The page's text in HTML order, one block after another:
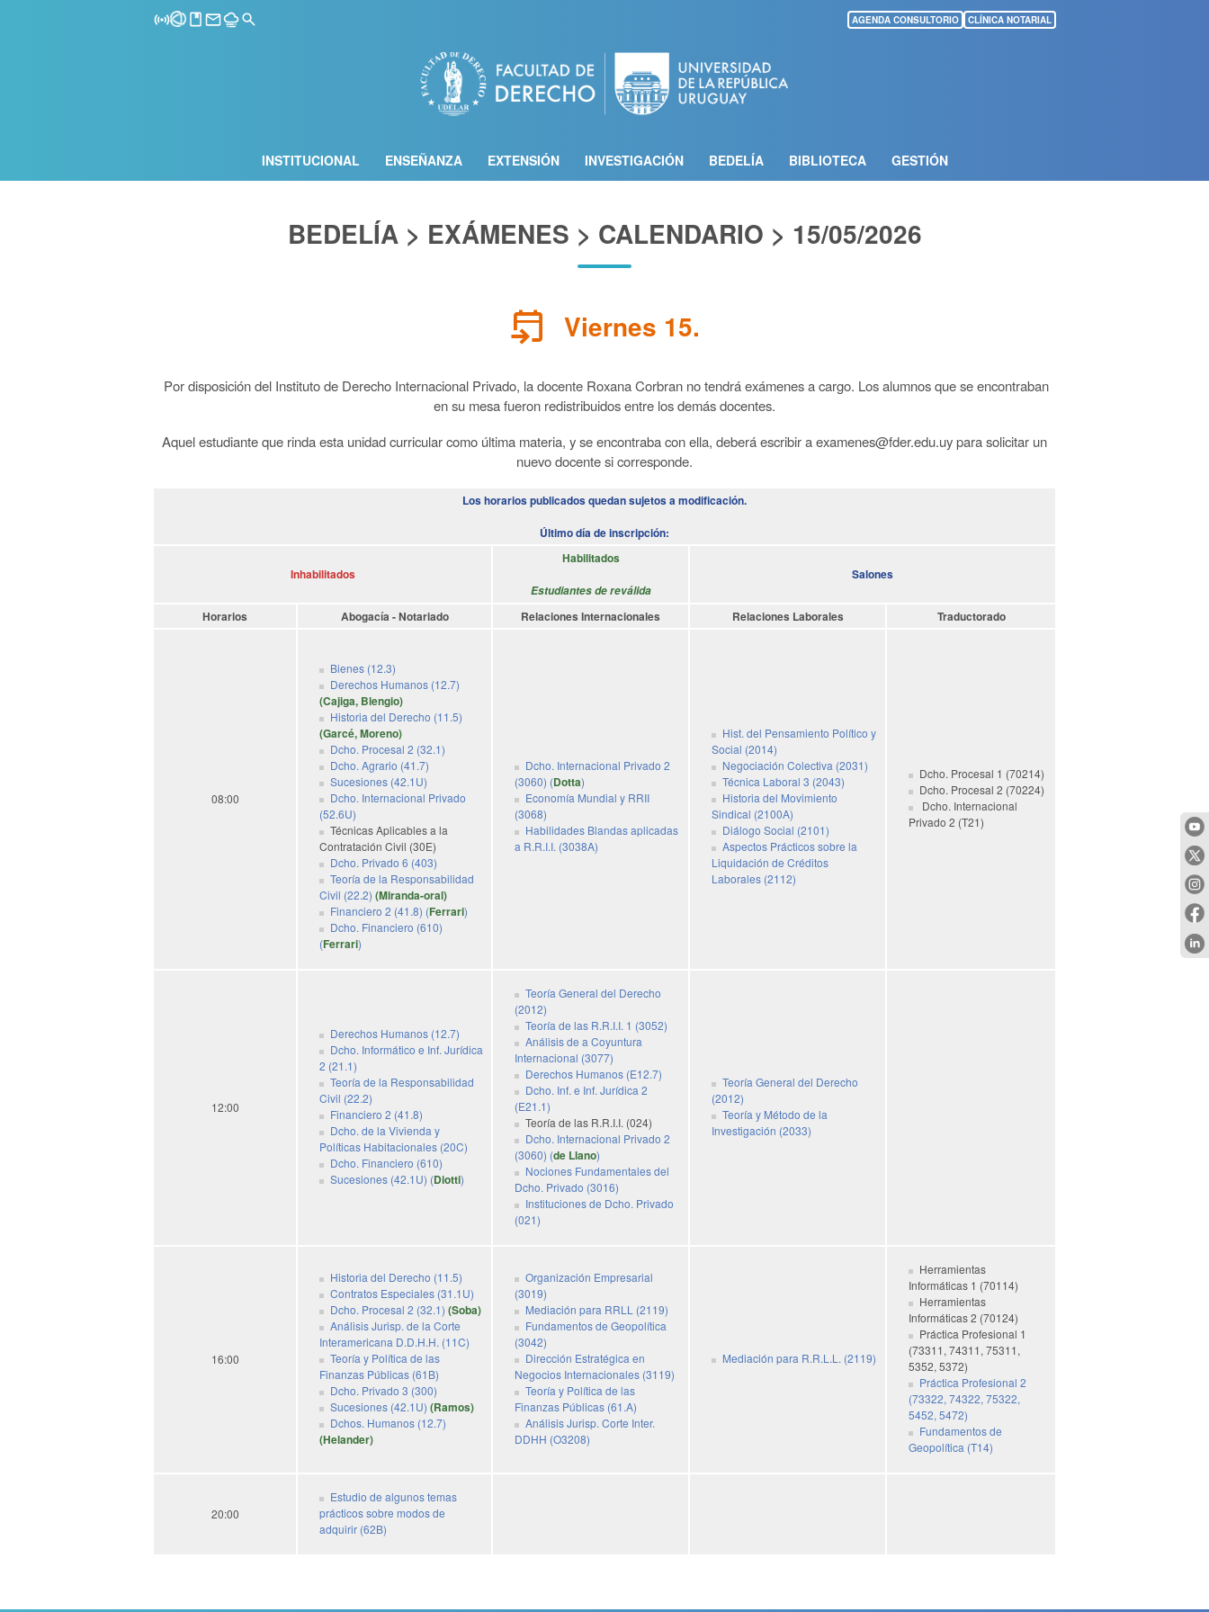
contenido
principal
AGENDA CONSULTORIO CLÍNICA NOTARIAL
INSTITUCIONAL ENSEÑANZA EXTENSIÓN INVESTIGACIÓN BEDELÍA BIBLIOTECA GESTIÓN
BEDELÍA > EXÁMENES > CALENDARIO > 15/05/2026
event_upcoming Viernes 15.
Por disposición del Instituto de Derecho Internacional Privado, la docente Roxana Corbran no tendrá exámenes a cargo. Los alumnos que se encontraban
en su mesa fueron redistribuidos entre los demás docentes.
Aquel estudiante que rinda esta unidad curricular como última materia, y se encontraba con ella, deberá escribir a examenes@fder.edu.uy para solicitar un
nuevo docente si corresponde.
Los horarios publicados quedan sujetos a modificación.
Último día de inscripción:
Inhabilitados
Habilitados
Estudiantes de reválida
Salones
Horarios Abogacía - Notariado Relaciones Internacionales Relaciones Laborales Traductorado
08:00
Bienes (12.3)
Derechos Humanos (12.7)
(Cajiga, Blengio)
Historia del Derecho (11.5)
(Garcé, Moreno)
Dcho. Procesal 2 (32.1)
Dcho. Agrario (41.7)
Sucesiones (42.1U)
Dcho. Internacional Privado
(52.6U)
Técnicas Aplicables a la
Contratación Civil (30E)
Dcho. Privado 6 (403)
Teoría de la Responsabilidad
Civil (22.2) (Miranda-oral)
Financiero 2 (41.8) (Ferrari)
Dcho. Financiero (610)
(Ferrari)
Dcho. Internacional Privado 2
(3060) (Dotta)
Economía Mundial y RRII
(3068)
Habilidades Blandas aplicadas
a R.R.I.I. (3038A)
Hist. del Pensamiento Político y
Social (2014)
Negociación Colectiva (2031)
Técnica Laboral 3 (2043)
Historia del Movimiento
Sindical (2100A)
Diálogo Social (2101)
Aspectos Prácticos sobre la
Liquidación de Créditos
Laborales (2112)
Dcho. Procesal 1 (70214)
Dcho. Procesal 2 (70224)
Dcho. Internacional
Privado 2 (T21)
12:00
Derechos Humanos (12.7)
Dcho. Informático e Inf. Jurídica
2 (21.1)
Teoría de la Responsabilidad
Civil (22.2)
Financiero 2 (41.8)
Dcho. de la Vivienda y
Políticas Habitacionales (20C)
Dcho. Financiero (610)
Sucesiones (42.1U) (Diotti)
Teoría General del Derecho
(2012)
Teoría de las R.R.I.I. 1 (3052)
Análisis de a Coyuntura
Internacional (3077)
Derechos Humanos (E12.7)
Dcho. Inf. e Inf. Jurídica 2
(E21.1)
Teoría de las R.R.I.I. (024)
Dcho. Internacional Privado 2
(3060) (de Llano)
Nociones Fundamentales del
Dcho. Privado (3016)
Instituciones de Dcho. Privado
(021)
Teoría General del Derecho
(2012)
Teoría y Método de la
Investigación (2033)
16:00
Historia del Derecho (11.5)
Contratos Especiales (31.1U)
Dcho. Procesal 2 (32.1) (Soba)
Análisis Jurisp. de la Corte
Interamericana D.D.H.H. (11C)
Teoría y Política de las
Finanzas Públicas (61B)
Dcho. Privado 3 (300)
Sucesiones (42.1U) (Ramos)
Dchos. Humanos (12.7)
(Helander)
Organización Empresarial
(3019)
Mediación para RRLL (2119)
Fundamentos de Geopolítica
(3042)
Dirección Estratégica en
Negocios Internacionales (3119)
Teoría y Política de las
Finanzas Públicas (61.A)
Análisis Jurisp. Corte Inter.
DDHH (O3208)
Mediación para R.R.L.L. (2119)
Herramientas
Informáticas 1 (70114)
Herramientas
Informáticas 2 (70124)
Práctica Profesional 1
(73311, 74311, 75311,
5352, 5372)
Práctica Profesional 2
(73322, 74322, 75322,
5452, 5472)
Fundamentos de
Geopolítica (T14)
20:00
Estudio de algunos temas
prácticos sobre modos de
adquirir (62B)